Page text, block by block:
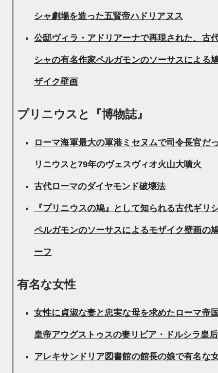
シャ劇場を造った五賢帝ハドリアヌス
公邸ヴィラ・アドリアーナで再現された、古
シャの有名作家ペルガモンのソーサスによる
ザイク壁画
プリニウスと『博物誌』
ローマ海軍最大の軍港ミセヌムで司令長官だ
リニウスと79年のヴェスヴィオ火山大噴火
古代ローマのダイヤモンド破壊法
『プリニウスの鳩』として知られる古代ギリ
ペルガモンのソーサスによるモザイク壁画の
ーフ
有名な女性
女性に貞淑な妻と忠実な母を求めたローマ帝
皇帝アウグストゥスの妻リビア・ドルシラ皇后
アレキサンドリア図書館の館長の娘で有名な